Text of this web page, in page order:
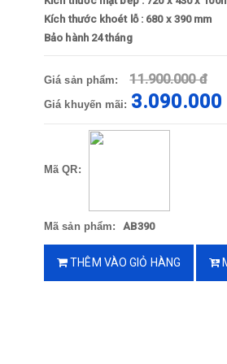
Kích thước khoét lỗ : 680 x 390 mm
Bảo hành 24 tháng
Giá sản phẩm: 11.900.000 đ
Giá khuyến mãi: 3.090.000
Mã QR:
Mã sản phẩm: AB390
THÊM VÀO GIỎ HÀNG